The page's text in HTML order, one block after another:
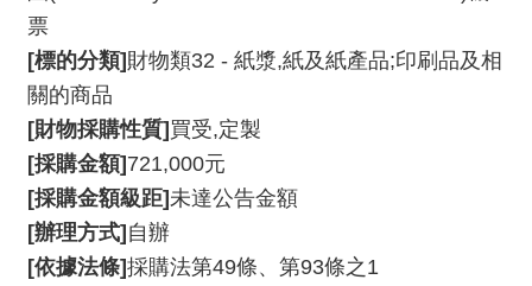
版
便
民
服
務
線
上
票
[標的分類]財物類32 - 紙漿,紙及紙產品;印刷品及相
關的商品
[財物採購性質]買受,定製
[採購金額]721,000元
[採購金額級距]未達公告金額
[辦理方式]自辦
[依據法條]採購法第49條、第93條之1